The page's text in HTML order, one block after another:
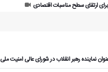
ارتقای سطح مناسبات اقتصادی
نماینده رهبر انقلاب در شورای عالی امنیت ملی